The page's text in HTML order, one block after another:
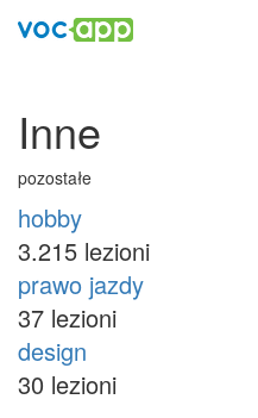
Inne
pozostałe
hobby
3.215 lezioni
prawo jazdy
37 lezioni
design
30 lezioni